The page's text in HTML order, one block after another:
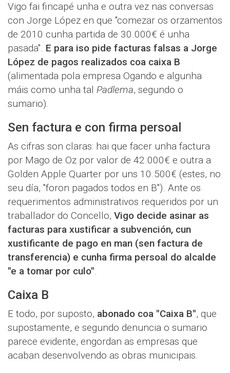
Vigo fai fincapé unha e outra vez nas conversas
con Jorge López en que "comezar os orzamentos
de 2010 cunha partida de 30.000€ é unha
pasada". E para iso pide facturas falsas a Jorge
López de pagos realizados coa caixa B
(alimentada pola empresa Ogando e algunha
máis como unha tal Padlema, segundo o
sumario).
Sen factura e con firma persoal
As cifras son claras: hai que facer unha factura
por Mago de Oz por valor de 42.000€ e outra a
Golden Apple Quarter por uns 10.500€ (estes, no
seu día, "foron pagados todos en B"). Ante os
requerimentos administrativos requeridos por un
traballador do Concello, Vigo decide asinar as
facturas para xustificar a subvención, cun
xustificante de pago en man (sen factura de
transferencia) e cunha firma persoal do alcalde
"e a tomar por culo".
Caixa B
E todo, por suposto, abonado coa "Caixa B", que
supostamente, e segundo denuncia o sumario
parece evidente, engordan as empresas que
acaban desenvolvendo as obras municipais.